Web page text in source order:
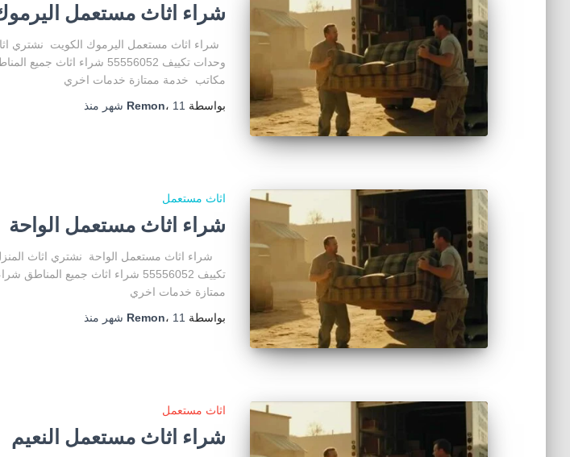
شراء اثاث مستعمل
شراء اثاث مستعمل اليرموك الكويت نشتري
وحدات تكييف 55556052 شراء
مكاتب خدمة ممتازة خدمات اخري
بواسطة
Remon، 11 شهر منذ
اثاث مستعمل
شراء اثاث مستعمل الواحة
شراء اثاث مستعمل الواحة نشتري اثاث
تكييف 55556052 شراء اثاث جميع
ممتازة خدمات اخري
بواسطة
Remon، 11 شهر منذ
اثاث مستعمل
شراء اثاث مستعمل النعيم